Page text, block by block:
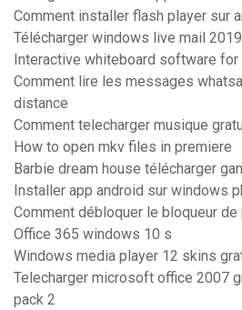
Comment installer flash player sur
Télécharger windows live mail
Interactive whiteboard software for
Comment lire les messages
distance
Comment telecharger musique
How to open mkv files in premiere
Barbie dream house télécharger
Installer app android sur windows
Comment débloquer le bloqueur de
Office 365 windows 10 s
Windows media player 12 skins
Telecharger microsoft office 2007
pack 2